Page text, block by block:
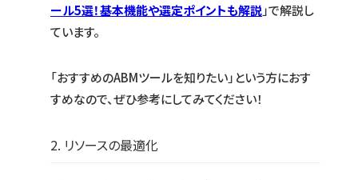
ール5選！基本機能や選定ポイントも解説」で解説し
ています。
「おすすめのABMツールを知りたい」という方におす
すめなので、ぜひ参考にしてみてください！
2. リソースの最適化